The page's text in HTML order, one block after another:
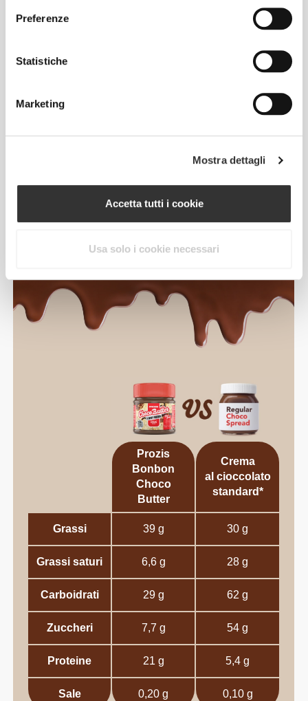
Preferenze
Statistiche
Marketing
Mostra dettagli
Accetta tutti i cookie
Usa solo i cookie necessari
senza dubbio!
cioccolato, Bonbon Choco Butter Prozis è una
migliore fonte di proteine.
Prozis
Bonbon
Choco
Butter
Crema
al cioccolato
standard*
Grassi 39 g 30 g
Grassi saturi 6,6 g 28 g
Carboidrati 29 g 62 g
Zuccheri 7,7 g 54 g
Proteine 21 g 5,4 g
Sale 0,20 g 0,10 g